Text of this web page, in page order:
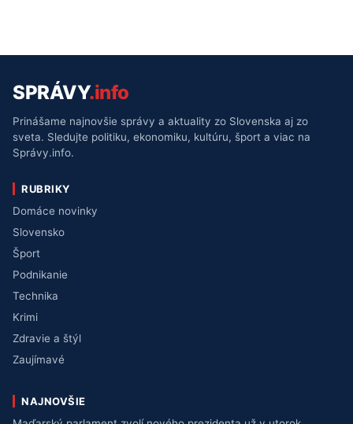
SPRÁVY.info
Prinášame najnovšie správy a aktuality zo Slovenska aj zo
sveta. Sledujte politiku, ekonomiku, kultúru, šport a viac na
Správy.info.
RUBRIKY
Domáce novinky
Slovensko
Šport
Podnikanie
Technika
Krimi
Zdravie a štýl
Zaujímavé
NAJNOVŠIE